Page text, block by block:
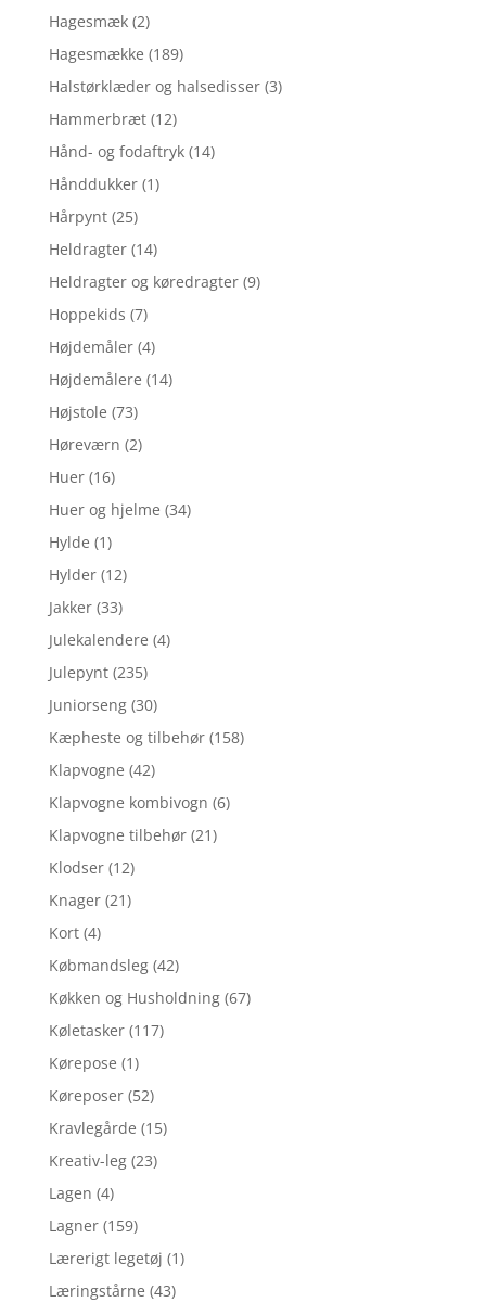
Hagesmæk (2)
Hagesmække (189)
Halstørklæder og halsedisser (3)
Hammerbræt (12)
Hånd- og fodaftryk (14)
Hånddukker (1)
Hårpynt (25)
Heldragter (14)
Heldragter og køredragter (9)
Hoppekids (7)
Højdemåler (4)
Højdemålere (14)
Højstole (73)
Høreværn (2)
Huer (16)
Huer og hjelme (34)
Hylde (1)
Hylder (12)
Jakker (33)
Julekalendere (4)
Julepynt (235)
Juniorseng (30)
Kæpheste og tilbehør (158)
Klapvogne (42)
Klapvogne kombivogn (6)
Klapvogne tilbehør (21)
Klodser (12)
Knager (21)
Kort (4)
Købmandsleg (42)
Køkken og Husholdning (67)
Køletasker (117)
Kørepose (1)
Køreposer (52)
Kravlegårde (15)
Kreativ-leg (23)
Lagen (4)
Lagner (159)
Lærerigt legetøj (1)
Læringstårne (43)